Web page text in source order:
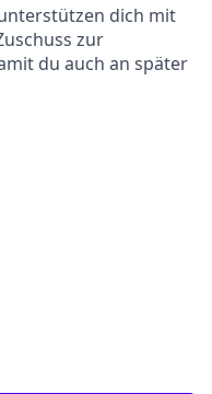
dich mit
zur
du auch an später